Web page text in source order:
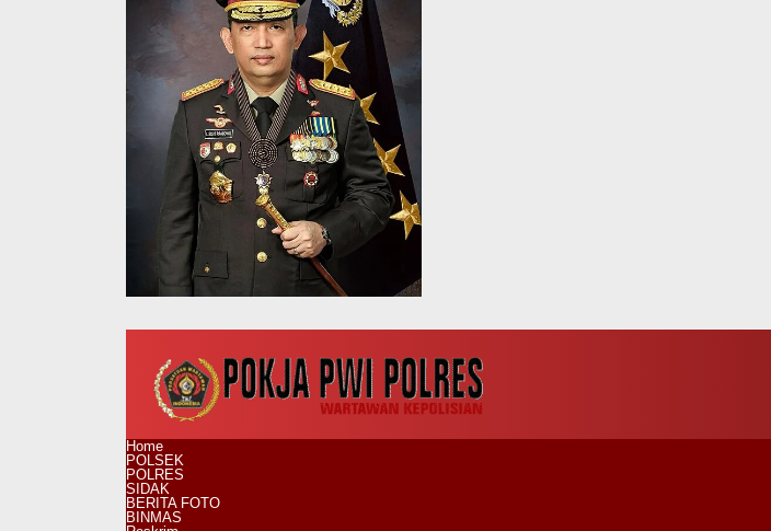
Home
POLSEK
POLRES
SIDAK
BERITA FOTO
BINMAS